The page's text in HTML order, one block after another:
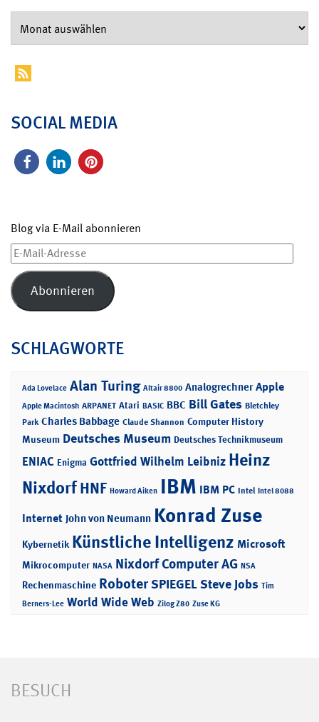
SOCIAL MEDIA
Blog via E-Mail abonnieren
E-
Mail-
Adresse
Abonnieren
SCHLAGWORTE
Ada Lovelace Alan Turing Altair 8800 Analogrechner Apple
Apple Macintosh ARPANET Atari BASIC BBC Bill Gates Bletchley
Park Charles Babbage Claude Shannon Computer History
Museum Deutsches Museum Deutsches Technikmuseum
ENIAC Enigma Gottfried Wilhelm Leibniz Heinz
NixdorfHNF Howard Aiken IBM IBM PC Intel Intel 8088
Internet John von Neumann Konrad Zuse
Kybernetik Künstliche Intelligenz Microsoft
Mikrocomputer NASA Nixdorf Computer AG NSA
Rechenmaschine RoboterSPIEGELSteve Jobs Tim
Berners-Lee World Wide Web Zilog Z80 Zuse KG
BESUCH